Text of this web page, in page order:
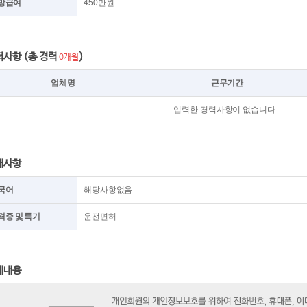
급여 450만원
사항 (총 경력 0개월)
업체명 근무기간
입력한 경력사항이 없습니다.
사항
어 해당사항없음
증 및 특기 운전면허
내용